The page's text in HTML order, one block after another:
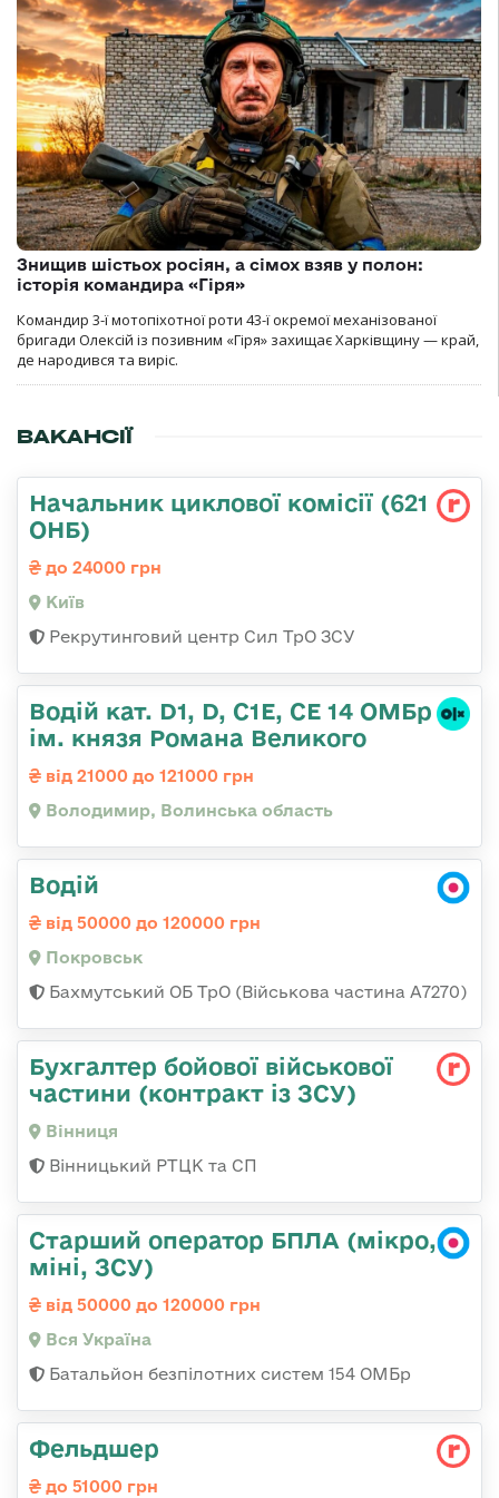
Знищив шістьох росіян, а сімох взяв у полон:
історія командира «Гіря»
Командир 3-ї мотопіхотної роти 43-ї окремої механізованої
бригади Олексій із позивним «Гіря» захищає Харківщину — край,
де народився та виріс.
ВАКАНСІЇ
Начальник циклової комісії (621
ОНБ)
до 24000 грн
Київ
Рекрутинговий центр Сил ТрО ЗСУ
Водій кат. D1, D, C1E, CE 14 ОМБр
ім. князя Романа Великого
від 21000 до 121000 грн
Володимир, Волинська область
Водій
від 50000 до 120000 грн
Покровськ
Бахмутський ОБ ТрО (Військова частина А7270)
Бухгалтер бойової військової
частини (контракт із ЗСУ)
Вінниця
Вінницький РТЦК та СП
Старший оператор БПЛА (мікро,
міні, ЗСУ)
від 50000 до 120000 грн
Вся Україна
Батальйон безпілотних систем 154 ОМБр
Фельдшер
до 51000 грн